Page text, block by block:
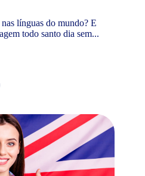
línguas do mundo? E
todo santo dia sem...